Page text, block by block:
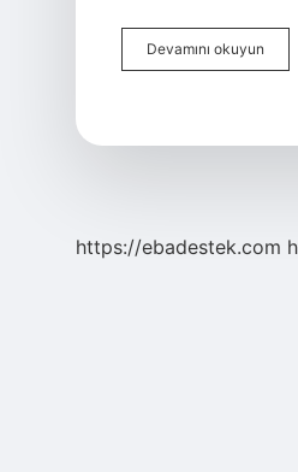
Devamını okuyun
https://ebadestek.com